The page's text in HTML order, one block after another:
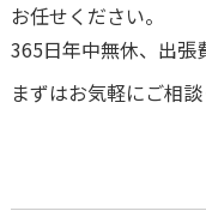
お任せください。
365日年中無休、出張
まずはお気軽にご相談